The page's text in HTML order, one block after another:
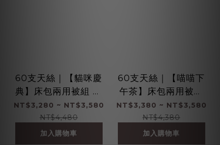
60支天絲｜【貓咪慶
典】床包兩用被組 ｜
100%萊賽爾纖維
NT$3,280 ~ NT$3,580
NT$4,480
加入購物車
60支天絲｜【喵喵下
午茶】床包兩用被組
｜100%萊賽爾纖維
NT$3,380 ~ NT$3,580
NT$4,380
加入購物車